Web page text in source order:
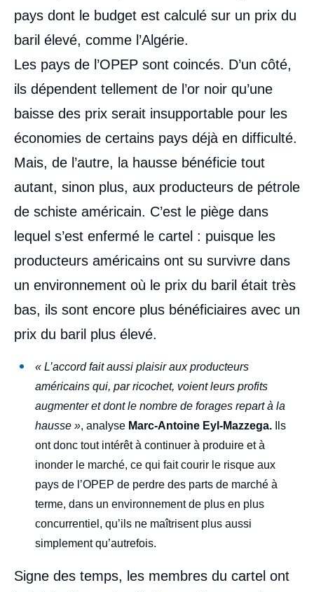
pays dont le budget est calculé sur un prix du
baril élevé, comme l’Algérie.
Les pays de l’OPEP sont coincés. D’un côté,
ils dépendent tellement de l’or noir qu’une
baisse des prix serait insupportable pour les
économies de certains pays déjà en difficulté.
Mais, de l’autre, la hausse bénéficie tout
autant, sinon plus, aux producteurs de pétrole
de schiste américain. C’est le piège dans
lequel s’est enfermé le cartel : puisque les
producteurs américains ont su survivre dans
un environnement où le prix du baril était très
bas, ils sont encore plus bénéficiaires avec un
prix du baril plus élevé.
« L’accord fait aussi plaisir aux producteurs
américains qui, par ricochet, voient leurs profits
augmenter et dont le nombre de forages repart à la
hausse », analyse Marc-Antoine Eyl-Mazzega. Ils
ont donc tout intérêt à continuer à produire et à
inonder le marché, ce qui fait courir le risque aux
pays de l’OPEP de perdre des parts de marché à
terme, dans un environnement de plus en plus
concurrentiel, qu’ils ne maîtrisent plus aussi
simplement qu’autrefois.
Signe des temps, les membres du cartel ont